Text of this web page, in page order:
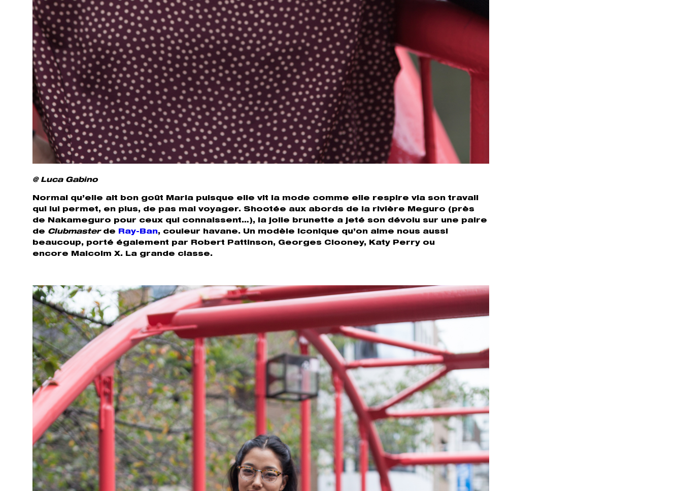
@ Luca Gabino
Normal qu’elle ait bon goût Maria puisque elle vit la mode comme elle respire via son travail
qui lui permet, en plus, de pas mal voyager. Shootée aux abords de la rivière Meguro (près
de Nakameguro pour ceux qui connaissent…), la jolie brunette a jeté son dévolu sur une paire
de Clubmasterde Ray-Ban, couleur havane. Un modèle iconique qu’on aime nous aussi
beaucoup, porté également par Robert Pattinson, Georges Clooney, Katy Perry ou
encore Malcolm X. La grande classe.